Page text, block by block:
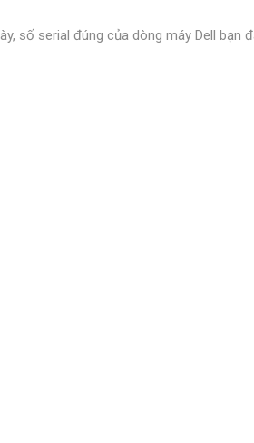
số serial đúng của dòng máy Dell bạn